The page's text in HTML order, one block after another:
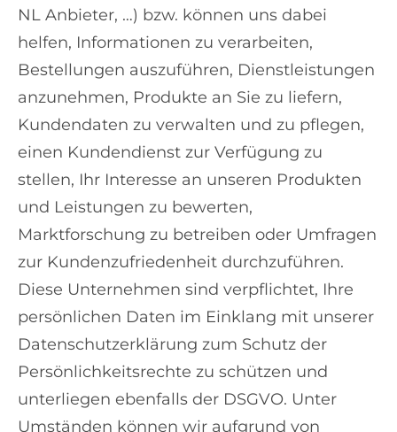
NL Anbieter, …) bzw. können uns dabei
helfen, Informationen zu verarbeiten,
Bestellungen auszuführen, Dienstleistungen
anzunehmen, Produkte an Sie zu liefern,
Kundendaten zu verwalten und zu pflegen,
einen Kundendienst zur Verfügung zu
stellen, Ihr Interesse an unseren Produkten
und Leistungen zu bewerten,
Marktforschung zu betreiben oder Umfragen
zur Kundenzufriedenheit durchzuführen.
Diese Unternehmen sind verpflichtet, Ihre
persönlichen Daten im Einklang mit unserer
Datenschutzerklärung zum Schutz der
Persönlichkeitsrechte zu schützen und
unterliegen ebenfalls der DSGVO. Unter
Umständen können wir aufgrund von